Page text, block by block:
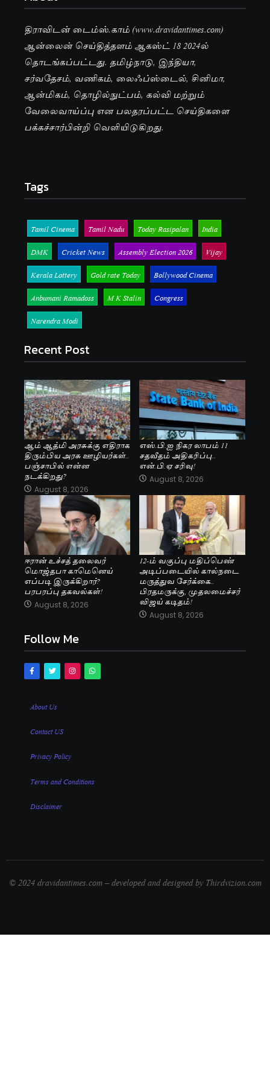
திராவிடன் டைம்ஸ்.காம் (www.dravidantimes.com)
ஆன்லைன் செய்தித்தளம் ஆகஸ்ட் 18 2024ல்
தொடங்கப்பட்டது. தமிழ்நாடு, இந்தியா,
சர்வதேசம், வணிகம், லைஃப்ஸ்டைல், சினிமா,
ஆன்மிகம், தொழில்நுட்பம், கல்வி மற்றும்
வேலைவாய்ப்பு என பலதரப்பட்ட செய்திகளை
பக்கச்சார்பின்றி வெளியிடுகிறது.
Tags
Tamil Cinema Tamil Nadu Today Rasipalan
India
DMK
Cricket News Assembly Election 2026
Vijay
Kerala Lottery
Gold rate Today
Bollywood Cinema
Anbumani Ramadoss
M K Stalin
Congress
Narendra Modi
Recent Post
ஆம் ஆத்மி அரசுக்கு எதிராக
திரும்பிய அரசு ஊழியர்கள்..
பஞ்சாபில் என்ன
நடக்கிறது?
August 8, 2026
எஸ்.பி.ஐ நிகர லாபம் 11
சதவீதம் அதிகரிப்பு..
என்.பி.ஏ சரிவு!
August 8, 2026
ஈரான் உச்சத் தலைவர்
மொஜ்தபா காமெனெய்
எப்படி இருக்கிறார்?
பரபரப்பு தகவல்கள்!
August 8, 2026
12-ம் வகுப்பு மதிப்பெண்
அடிப்படையில் கால்நடை
மருத்துவ சேர்க்கை..
பிரதமருக்கு, முதலமைச்சர்
விஜய் கடிதம்!
August 8, 2026
Follow Me
About Us
Contact US
Privacy Policy
Terms and Conditions
Disclaimer
© 2024 dravidantimes.com – developed and designed by Thirdvizion.com